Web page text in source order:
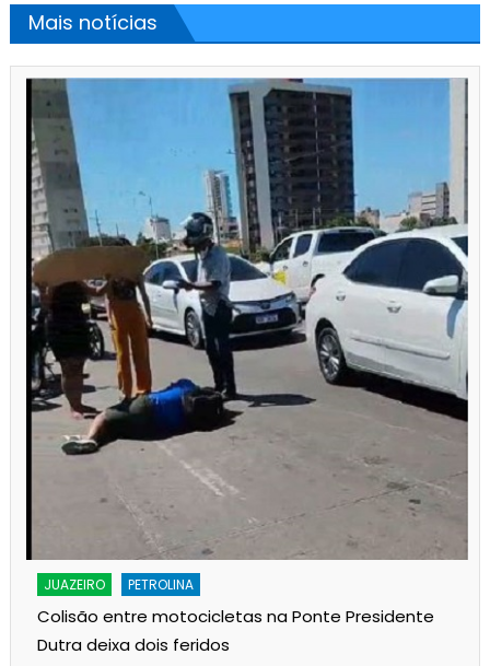
Mais notícias
JUAZEIRO PETROLINA
Colisão entre motocicletas na Ponte Presidente
Dutra deixa dois feridos